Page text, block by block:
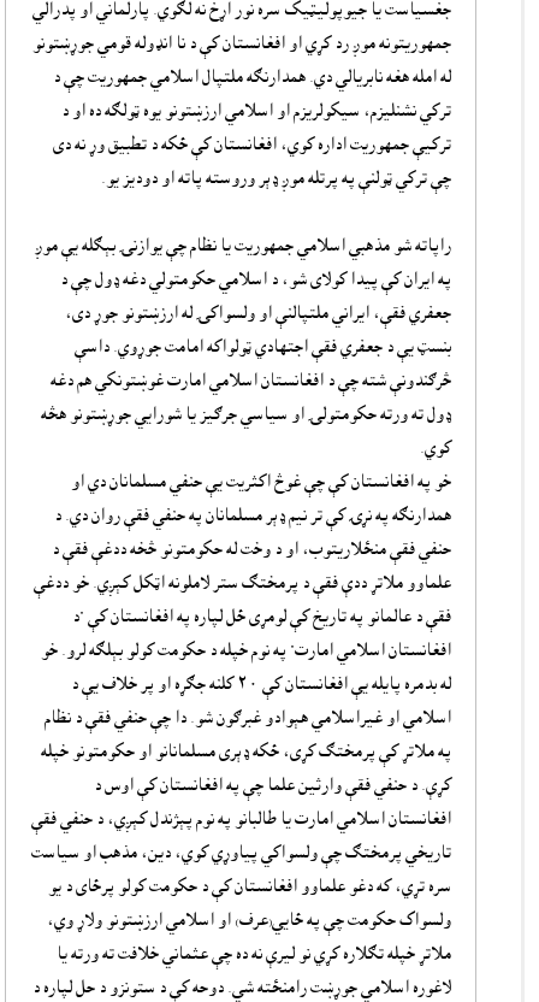
جغسياست يا جيوپوليټيک سره نور اړخ نه لګوي. پارلماني او پدرالي
جمهوريتونه موږ رد کړي او افغانستان کې د نا انډوله قومي جوړښتونو
له امله هغه نابريالي دي. همدارنګه ملتپال اسلامي جمهوريت چې د
ترکي نشنليزم، سيکولريزم او اسلامي ارزښتونو يوه ټولګه ده او د
ترکيې جمهوريت اداره کوي، افغانستان کې ځکه د تطبيق وړ نه دى
چې ترکي ټولنې په پرتله موږ ډېر وروسته پاته او دوديز يو.
راپاته شو مذهبي اسلامي جمهوريت يا نظام چې يوازنۍ بېګله يې موږ
په ايران کې پيدا کولاى شو، د اسلامي حکومتولي دغه ډول چې د
جعفري فقې، ايراني ملتپالنې او ولسواکۍ له ارزښتونو جوړ دى،
بنسټ يې د جعفري فقې اجتهادي ټولواکه امامت جوړوي. داسې
څرګندونې شته چې د افغانستان اسلامي امارت غوښتونکي هم دغه
ډول ته ورته حکومتولۍ او سياسي جرګيز يا شورايي جوړښتونو هڅه
کوي.
خو په افغانستان کې چې غوڅ اکثريت يې حنفي مسلمانان دي او
همدارنګه په نړۍ کې تر نيم ډېر مسلمانان په حنفي فقې روان دي. د
حنفي فقې منځلاريتوب، او د وخت له حکومتونو څخه ددغې فقې د
علماوو ملاتړ ددې فقې د پرمختګ ستر لاملونه اټکل کېږي. خو ددغې
فقې د عالمانو په تاريخ کې لومړى ځل لپاره په افغانستان کې "د
افغانستان اسلامي امارت" په نوم خپله د حکومت کولو بېلګه لرو. خو
له بدمره پايله يې افغانستان کې ٢٠ کلنه جګړه او پر خلاف يې د
اسلامي او غيراسلامي هېوادو غبرګون شو. دا چې حنفي فقې د نظام
په ملاتړ کې پرمختګ کړى، ځکه ډېرى مسلمانانو او حکومتونو خپله
کړې. د حنفي فقې وارثين علما چې په افغانستان کې اوس د
افغانستان اسلامي امارت يا طالبانو په نوم پېژندل کېږي، د حنفي فقې
تاريخي پرمختګ چې ولسواکي پياوړي کوي، دين، مذهب او سياست
سره تړي، که دغو علماوو افغانستان کې د حکومت کولو پرځاى د يو
ولسواک حکومت چې په ځايي(عرف) او اسلامي ارزښتونو ولاړ وي،
ملاتړ خپله تګلاره کړي نو ليرې نه ده چې عثماني خلافت ته ورته يا
لاغوره اسلامي جوړښت رامنځته شي. دوحه کې د ستونزو د حل لپاره د